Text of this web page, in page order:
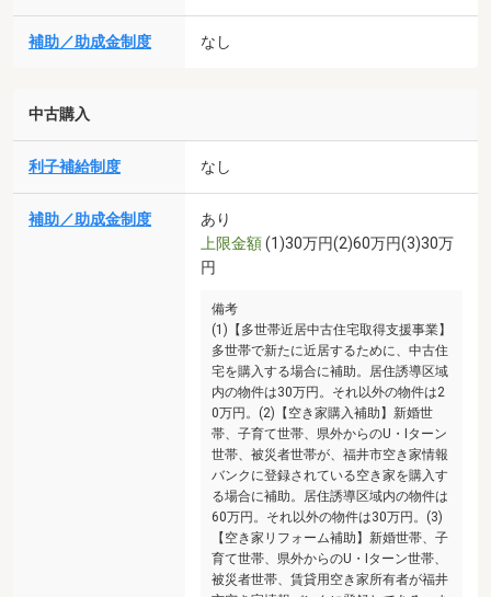
補助／助成金制度 なし
中古購入
利子補給制度 なし
補助／助成金制度
あり
上限金額(1)30万円(2)60万円(3)30万
円
備考
(1)【多世帯近居中古住宅取得支援事業】
多世帯で新たに近居するために、中古住
宅を購入する場合に補助。居住誘導区域
内の物件は30万円。それ以外の物件は2
0万円。(2)【空き家購入補助】新婚世
帯、子育て世帯、県外からのU・Iターン
世帯、被災者世帯が、福井市空き家情報
バンクに登録されている空き家を購入す
る場合に補助。居住誘導区域内の物件は
60万円。それ以外の物件は30万円。(3)
【空き家リフォーム補助】新婚世帯、子
育て世帯、県外からのU・Iターン世帯、
被災者世帯、賃貸用空き家所有者が福井